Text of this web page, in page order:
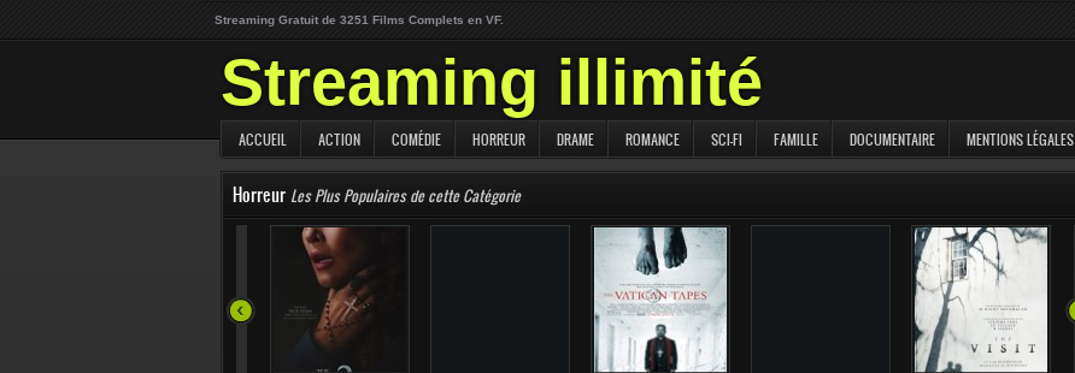
Streaming Gratuit de 3251 Films Complets en VF.
Streaming illimité
ACCUEIL ACTION COMÉDIE HORREUR DRAME ROMANCE SCI-FI FAMILLE DOCUMENTAIRE MENTIONS LÉGALES
Horreur Les Plus Populaires de cette Catégorie
82 640 Vues